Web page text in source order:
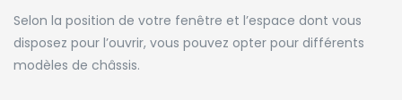
Selon la position de votre fenêtre et l’espace dont vous
disposez pour l’ouvrir, vous pouvez opter pour différents
modèles de châssis.